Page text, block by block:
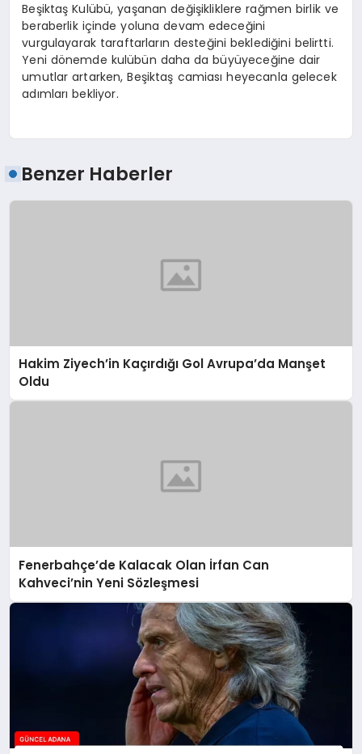
Beşiktaş Kulübü, yaşanan değişikliklere rağmen birlik ve
beraberlik içinde yoluna devam edeceğini
vurgulayarak taraftarların desteğini beklediğini belirtti.
Yeni dönemde kulübün daha da büyüyeceğine dair
umutlar artarken, Beşiktaş camiası heyecanla gelecek
adımları bekliyor.
Benzer Haberler
Hakim Ziyech’in Kaçırdığı Gol Avrupa’da Manşet
Oldu
Fenerbahçe’de Kalacak Olan İrfan Can
Kahveci’nin Yeni Sözleşmesi